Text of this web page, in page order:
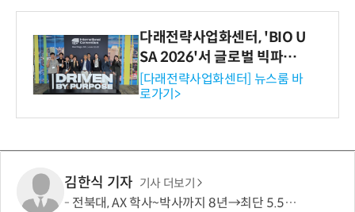
다래전략사업화센터, 'BIO U
SA 2026'서 글로벌 빅파마
와의 비즈니스 미팅 지원…K
-바이오 해외 진출 교두보 확
보
[다래전략사업화센터] 뉴스룸 바
로가기>
김한식 기자 기사 더보기
전북대, AX 학사~박사까지 8년→최단 5.5년 가능…톱 100 AI 특화대학원 도약도